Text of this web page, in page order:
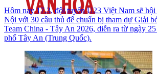
Hôm nay 17.3, đội tuyển U23 Việt Nam sẽ
Nội với 30 cầu thủ để chuẩn bị tham dự Giải
Team China - Tây An 2026, diễn ra từ ngày
phố Tây An (Trung Quốc).